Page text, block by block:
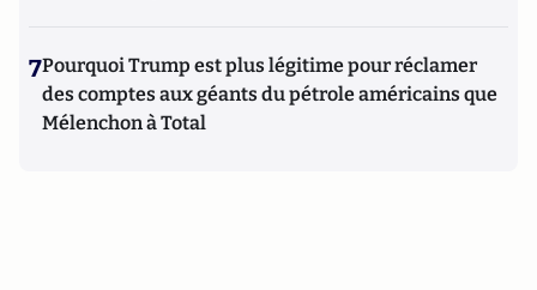
7Pourquoi Trump est plus légitime pour réclamer
des comptes aux géants du pétrole américains que
Mélenchon à Total